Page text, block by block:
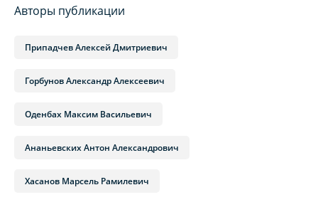
Авторы публикации
Припадчев Алексей Дмитриевич
Горбунов Александр Алексеевич
Оденбах Максим Васильевич
Ананьевских Антон Александрович
Хасанов Марсель Рамилевич